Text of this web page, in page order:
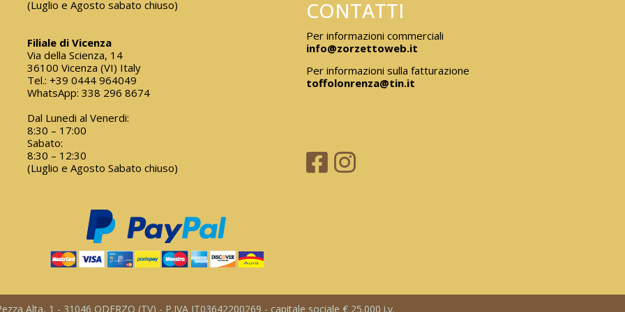
(Luglio e Agosto sabato chiuso)
Filiale di Vicenza
Via della Scienza, 14
36100 Vicenza (VI) Italy
Tel.: +39 0444 964049
WhatsApp: 338 296 8674
Dal Lunedi al Venerdi:
8:30 – 17:00
Sabato:
8:30 – 12:30
(Luglio e Agosto Sabato chiuso)
CONTATTI
Per informazioni commerciali
info@zorzettoweb.it
Per informazioni sulla fatturazione
toffolonrenza@tin.it
Alta, 1 - 31046 ODERZO (TV) - P.IVA IT03642200269 - capitale sociale € 25.000 i.v.